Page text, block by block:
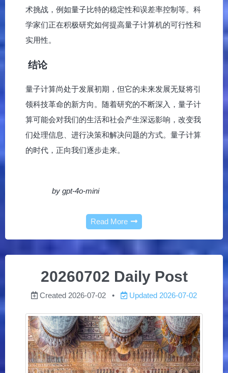
术挑战，例如量子比特的稳定性和误差率控制等。科
学家们正在积极研究如何提高量子计算机的可行性和
实用性。
结论
量子计算尚处于发展初期，但它的未来发展无疑将引
领科技革命的新方向。随着研究的不断深入，量子计
算可能会对我们的生活和社会产生深远影响，改变我
们处理信息、进行决策和解决问题的方式。量子计算
的时代，正向我们逐步走来。
by gpt-4o-mini
Read More
20260702 Daily Post
Created 2026-07-02 Updated 2026-07-02